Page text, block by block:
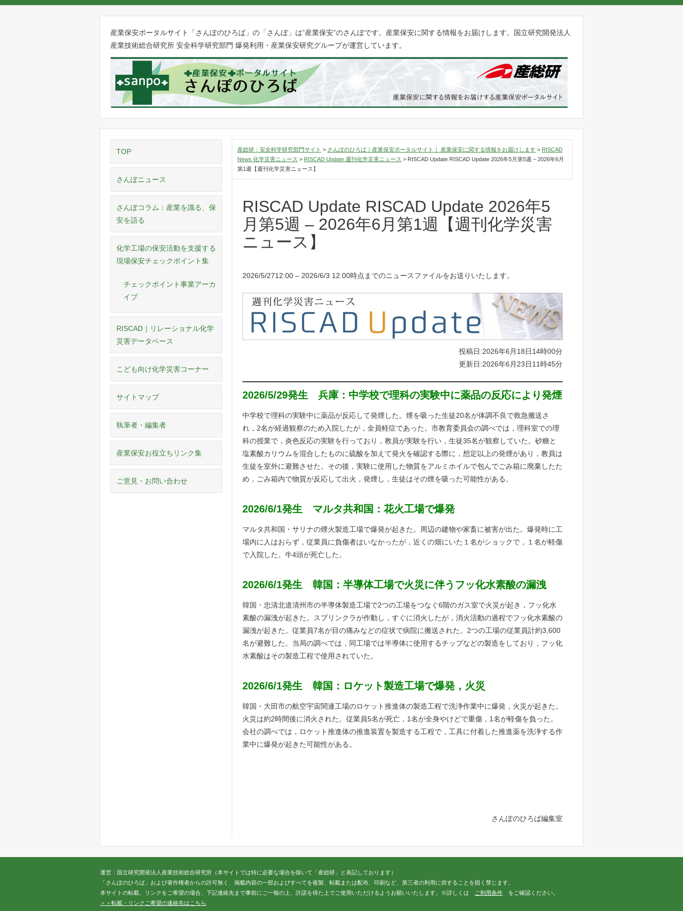
産業保安ポータルサイト「さんぽのひろば」の「さんぽ」は”産業保安”のさんぽです。産業保安に関する情報をお届けします。国立研究開発法人
産業技術総合研究所 安全科学研究部門 爆発利用・産業保安研究グループが運営しています。
産総研：安全科学研究部門サイト > さんぽのひろば｜産業保安ポータルサイト｜ 産業保安に関する情報をお届けします > RISCAD
News 化学災害ニュース > RISCAD Update 週刊化学災害ニュース > RISCAD Update RISCAD Update 2026年5月第5週 – 2026年6月
第1週【週刊化学災害ニュース】
RISCAD Update RISCAD Update 2026年5
月第5週 – 2026年6月第1週【週刊化学災害
ニュース】
2026/5/2712:00 – 2026/6/3 12:00時点までのニュースファイルをお送りいたします。
投稿日:2026年6月18日14時00分
更新日:2026年6月23日11時45分
2026/5/29発生 兵庫：中学校で理科の実験中に薬品の反応により発煙
中学校で理科の実験中に薬品が反応して発煙した。煙を吸った生徒20名が体調不良で救急搬送さ
れ，2名が経過観察のため入院したが，全員軽症であった。市教育委員会の調べでは，理科室での理
科の授業で，炎色反応の実験を行っており，教員が実験を行い，生徒35名が観察していた。砂糖と
塩素酸カリウムを混合したものに硫酸を加えて発火を確認する際に，想定以上の発煙があり，教員は
生徒を室外に避難させた。その後，実験に使用した物質をアルミホイルで包んでごみ箱に廃棄したた
め，ごみ箱内で物質が反応して出火，発煙し，生徒はその煙を吸った可能性がある。
2026/6/1発生 マルタ共和国：花火工場で爆発
マルタ共和国・サリナの煙火製造工場で爆発が起きた。周辺の建物や家畜に被害が出た。爆発時に工
場内に人はおらず，従業員に負傷者はいなかったが，近くの畑にいた１名がショックで，１名が軽傷
で入院した。牛4頭が死亡した。
2026/6/1発生 韓国：半導体工場で火災に伴うフッ化水素酸の漏洩
韓国・忠清北道清州市の半導体製造工場で2つの工場をつなぐ6階のガス室で火災が起き，フッ化水
素酸の漏洩が起きた。スプリンクラが作動し，すぐに消火したが，消火活動の過程でフッ化水素酸の
漏洩が起きた。従業員7名が目の痛みなどの症状で病院に搬送された。2つの工場の従業員計約3,600
名が避難した。当局の調べでは，同工場では半導体に使用するチップなどの製造をしており，フッ化
水素酸はその製造工程で使用されていた。
2026/6/1発生 韓国：ロケット製造工場で爆発，火災
韓国・大田市の航空宇宙関連工場のロケット推進体の製造工程で洗浄作業中に爆発，火災が起きた。
火災は約2時間後に消火された。従業員5名が死亡，1名が全身やけどで重傷，1名が軽傷を負った。
会社の調べでは，ロケット推進体の推進装置を製造する工程で，工具に付着した推進薬を洗浄する作
業中に爆発が起きた可能性がある。
さんぽのひろば編集室
TOP
さんぽニュース
さんぽコラム：産業を識る、保
安を語る
化学工場の保安活動を支援する
現場保安チェックポイント集
チェックポイント事業アーカ
イブ
RISCAD｜リレーショナル化学
災害データベース
こども向け化学災害コーナー
サイトマップ
執筆者・編集者
産業保安お役立ちリンク集
ご意見・お問い合わせ
運営：国立研究開発法人産業技術総合研究所（本サイトでは特に必要な場合を除いて「産総研」と表記しております）
「さんぽのひろば」および著作権者からの許可無く、掲載内容の一部およびすべてを複製、転載または配布、印刷など、第三者の利用に供することを固く禁じます。
本サイトの転載、リンクをご希望の場合、下記連絡先まで事前にご一報の上、許諾を得た上でご使用いただけるようお願いいたします。※詳しくは
ご利用条件 をご確認ください。
＞＞転載・リンクご希望の連絡先はこちら